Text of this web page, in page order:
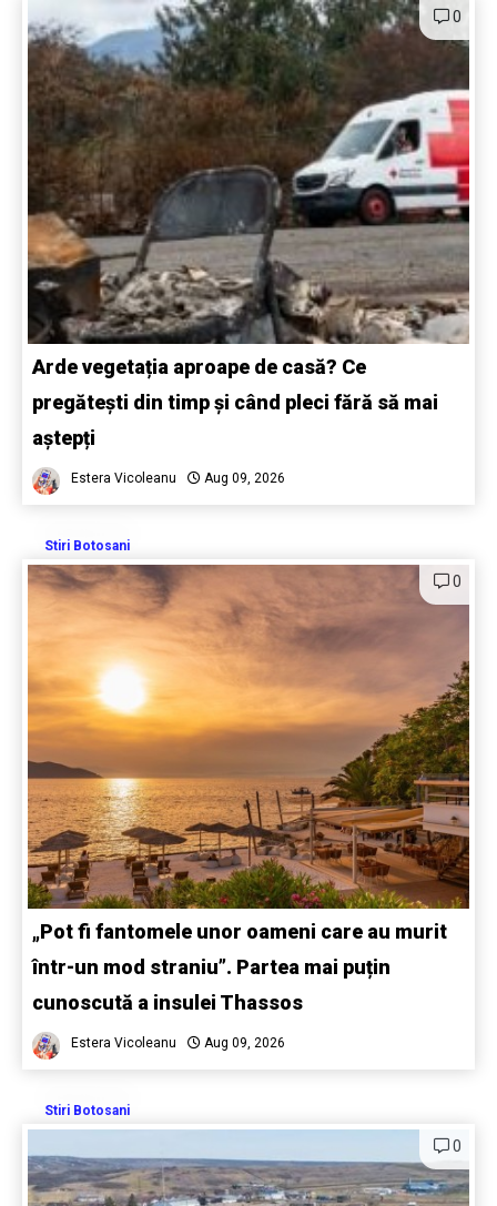
0
Arde vegetația aproape de casă? Ce
pregătești din timp și când pleci fără să mai
aștepți
Estera Vicoleanu Aug 09, 2026
Stiri Botosani
0
„Pot fi fantomele unor oameni care au murit
într-un mod straniu”. Partea mai puțin
cunoscută a insulei Thassos
Estera Vicoleanu Aug 09, 2026
Stiri Botosani
0